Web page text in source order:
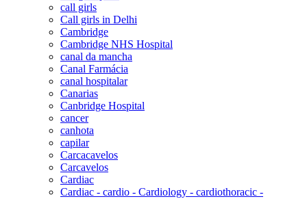
call girls
Call girls in Delhi
Cambridge
Cambridge NHS Hospital
canal da mancha
Canal Farmácia
canal hospitalar
Canarias
Canbridge Hospital
cancer
canhota
capilar
Carcacavelos
Carcavelos
Cardiac
Cardiac - cardio - Cardiology - cardiothoracic -